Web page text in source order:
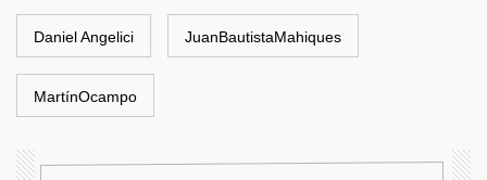
Daniel Angelici JuanBautistaMahiques
MartínOcampo